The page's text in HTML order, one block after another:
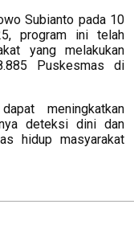
Subianto pada 10
program ini telah
yang melakukan
Puskesmas di
meningkatkan
deteksi dini dan
hidup masyarakat